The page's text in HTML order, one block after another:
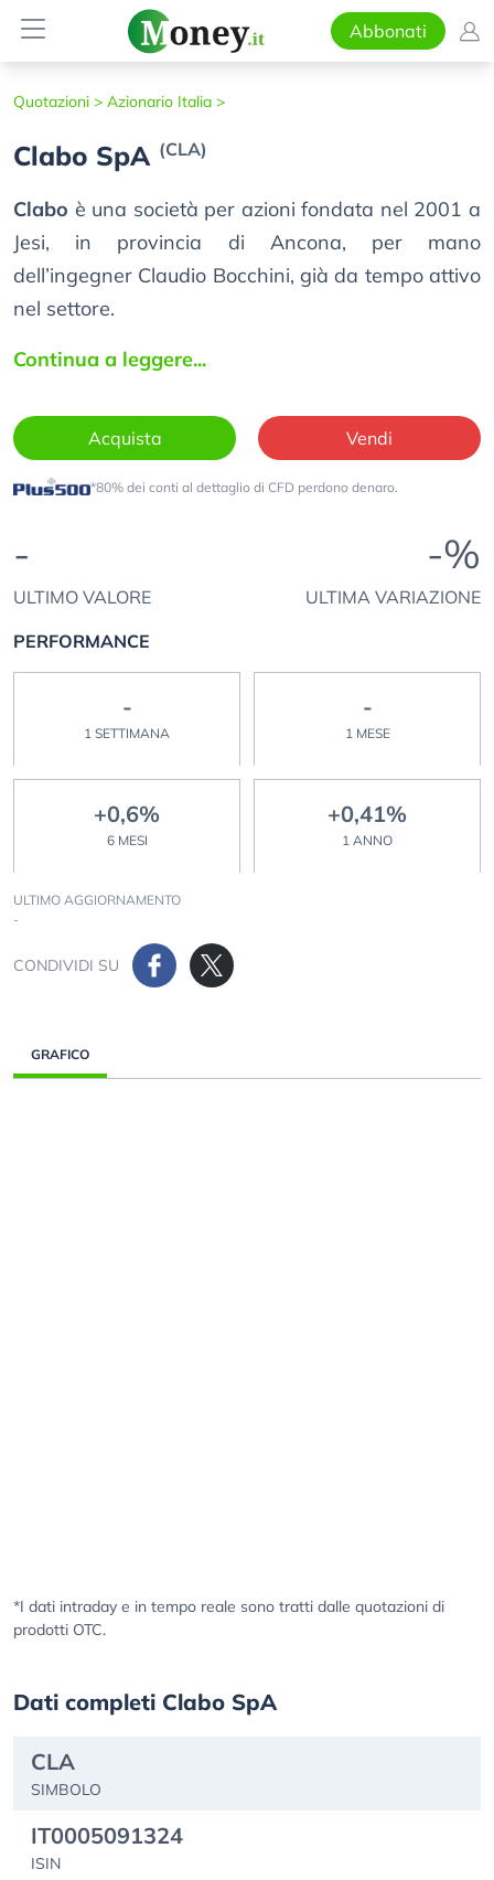
Abbonati
Quotazioni > Azionario Italia >
Clabo SpA (CLA)
Clabo è una società per azioni fondata nel 2001 a
Jesi, in provincia di Ancona, per mano
dell’ingegner Claudio Bocchini, già da tempo attivo
nel settore.
Continua a leggere...
Acquista Vendi
*80% dei conti al dettaglio di CFD perdono denaro.
-
ULTIMO VALORE
-%
ULTIMA VARIAZIONE
PERFORMANCE
-
1 SETTIMANA
-
1 MESE
+0,6%
6 MESI
+0,41%
1 ANNO
ULTIMO AGGIORNAMENTO
-
CONDIVIDI SU
GRAFICO
*I dati intraday e in tempo reale sono tratti dalle quotazioni di
prodotti OTC.
Dati completi Clabo SpA
CLA
SIMBOLO
IT0005091324
ISIN